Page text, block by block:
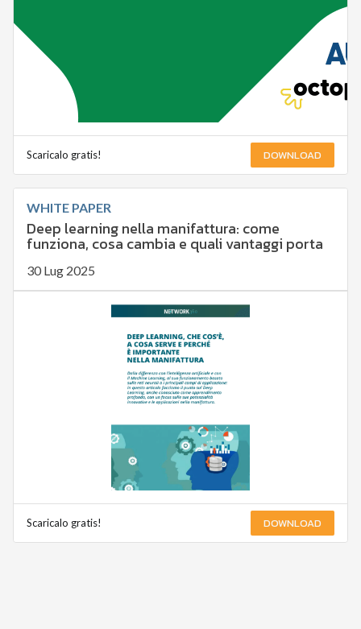
Scaricalo gratis! DOWNLOAD
WHITE PAPER
Deep learning nella manifattura: come
funziona, cosa cambia e quali vantaggi porta
30 Lug 2025
Scaricalo gratis! DOWNLOAD